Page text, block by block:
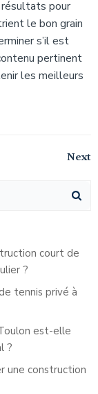
résultats pour
le bon grain
s’il est
pertinent
les meilleurs
Next
court de
?
tennis privé à
est-elle
?
une construction